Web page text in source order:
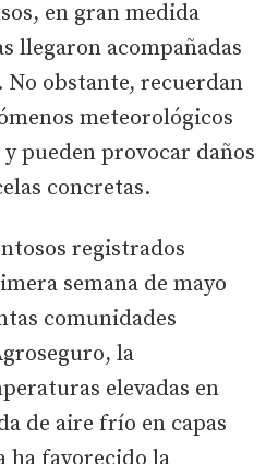
en gran medida
llegaron acompañadas
obstante, recuerdan
meteorológicos
pueden provocar daños
concretas.
registrados
semana de mayo
comunidades
la
elevadas en
de aire frío en capas